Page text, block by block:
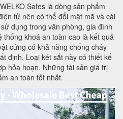
Safes là dòng sản phẩm
tử nên có thể đổi mật mã và cài
dụng trong văn phòng, gia đình
khoá an toàn cao là kết quả
cứng có khả năng chống cháy
định. Loại két sắt này có thiết kế
hỏa hoạn. Những tài sản giá trị
an toàn tốt nhất.